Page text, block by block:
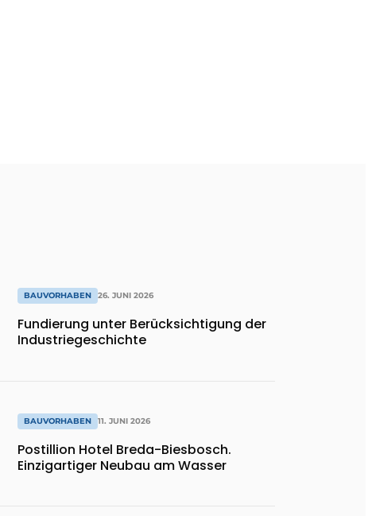
BAUVORHABEN 26. JUNI 2026
Fundierung unter Berücksichtigung der
Industriegeschichte
BAUVORHABEN 11. JUNI 2026
Postillion Hotel Breda-Biesbosch.
Einzigartiger Neubau am Wasser